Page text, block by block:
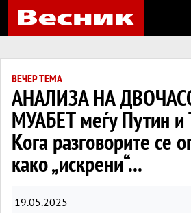
ВЕЧЕР ТЕМА
АНАЛИЗА НА
МУАБЕТ меѓу Путин и
Кога разговорите се
како „искрени“...
19.05.2025